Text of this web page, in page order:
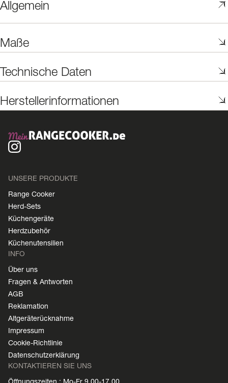
Allgemein
Maße
Technische Daten
Herstellerinformationen
UNSERE PRODUKTE
Range Cooker
Herd-Sets
Küchengeräte
Herdzubehör
Küchenutensilien
INFO
Über uns
Fragen & Antworten
AGB
Reklamation
Altgeräterücknahme
Impressum
Cookie-Richtlinie
Datenschutzerklärung
KONTAKTIEREN SIE UNS